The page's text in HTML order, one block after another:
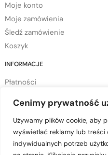
Cenimy prywatność
Używamy plików cookie, aby
wyświetlać reklamy lub treści
indywidualnych potrzeb
Moje konto
Moje zamówienia
Śledź zamówienie
Koszyk
INFORMACJE
Płatności
Regulamin sklepu
Polityka prywatności
Polityka cookies